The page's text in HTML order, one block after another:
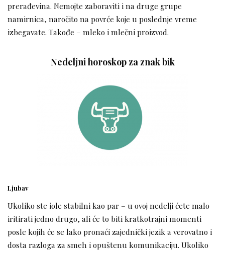
prerađevina. Nemojte zaboraviti i na druge grupe
namirnica, naročito na povrće koje u poslednje vreme
izbegavate. Takođe – mleko i mlečni proizvod.
Nedeljni horoskop za znak bik
Ljubav
Ukoliko ste iole stabilni kao par – u ovoj nedelji ćete malo
iritirati jedno drugo, ali će to biti kratkotrajni momenti
posle kojih će se lako pronaći zajednički jezik a verovatno i
dosta razloga za smeh i opuštenu komunikaciju. Ukoliko